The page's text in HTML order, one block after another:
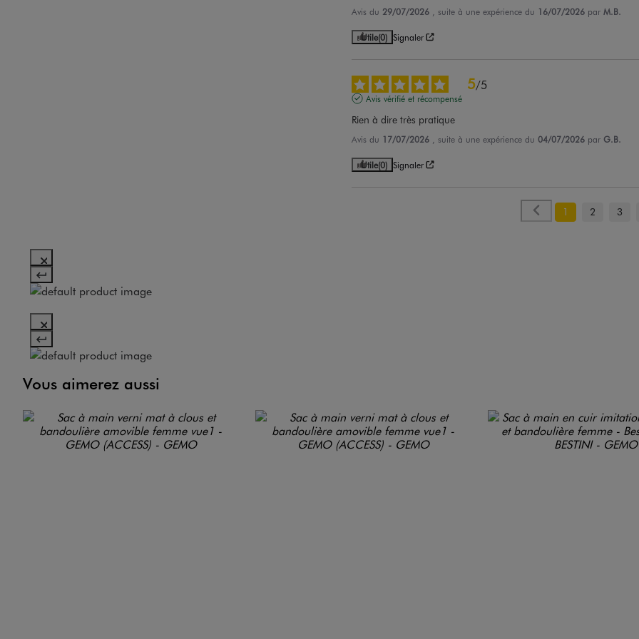
Avis du 29/07/2026 , suite à une expérience du 16/07/2026 par M.B.
Utile(0) Signaler
5/5
Avis vérifié et récompensé
Rien à dire très pratique
Avis du 17/07/2026 , suite à une expérience du 04/07/2026 par G.B.
Utile(0) Signaler
1 2 3
Vous aimerez aussi